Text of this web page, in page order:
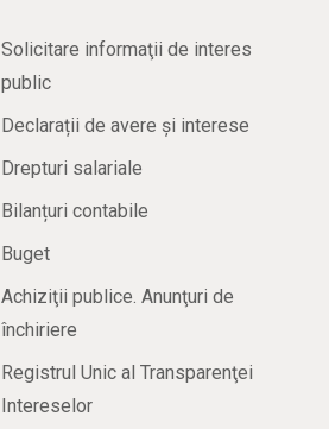
Solicitare informaţii de interes
public
Declarații de avere și interese
Drepturi salariale
Bilanțuri contabile
Buget
Achiziţii publice. Anunţuri de
închiriere
Registrul Unic al Transparenţei
Intereselor